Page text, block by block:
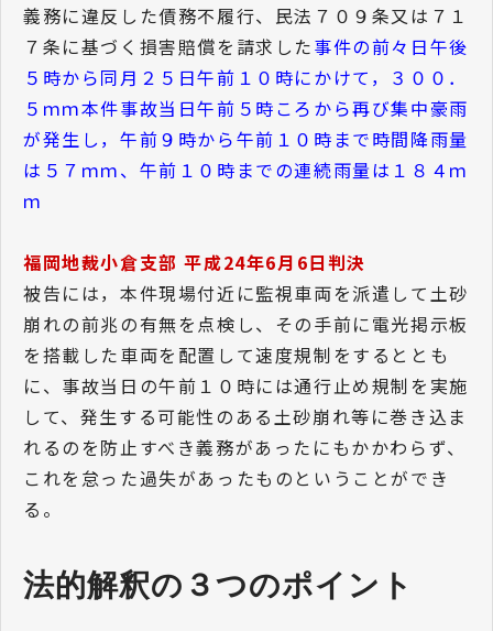
義務に違反した債務不履行、民法７０９条又は７１
７条に基づく損害賠償を請求した事件の前々日午後
５時から同月２５日午前１０時にかけて，３００．
５ｍｍ本件事故当日午前５時ころから再び集中豪雨
が発生し，午前９時から午前１０時まで時間降雨量
は５７ｍｍ、午前１０時までの連続雨量は１８４ｍ
ｍ
福岡地裁小倉支部 平成24年6月6日判決
被告には，本件現場付近に監視車両を派遣して土砂
崩れの前兆の有無を点検し、その手前に電光掲示板
を搭載した車両を配置して速度規制をするととも
に、事故当日の午前１０時には通行止め規制を実施
して、発生する可能性のある土砂崩れ等に巻き込ま
れるのを防止すべき義務があったにもかかわらず、
これを怠った過失があったものということができ
る。
法的解釈の３つのポイント